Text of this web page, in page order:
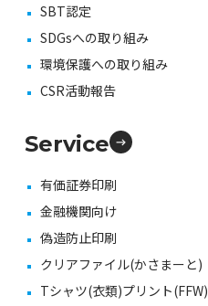
SBT認定
SDGsへの取り組み
環境保護への取り組み
CSR活動報告
Service
有価証券印刷
金融機関向け
偽造防止印刷
クリアファイル(かさまーと)
Tシャツ(衣類)プリント(FFW)